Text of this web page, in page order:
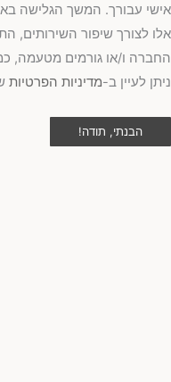
עבורך. המשך הגלישה
לצורך שיפור השירותים,
ו/או גורמים מטעמה,
לעיין ב-מדיניות הפרטיות
הבנתי, תודה!